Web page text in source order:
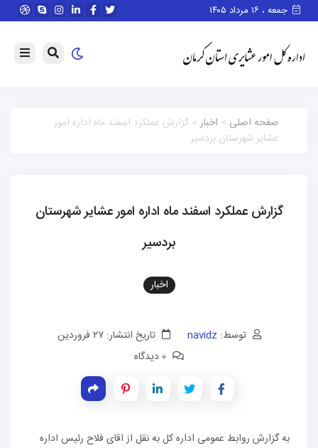
جمعه ، ۱۶ مرداد ۱۴۰۵
صفحه اصلی > اخبار> گزارش عملکرد اسفند ماه اداره امور
عشایر شهرستان بردسیر
گزارش عملکرد اسفند ماه اداره امور عشایر شهرستان
بردسیر
اخبار
توسط:navidz
تاریخ انتشار: ۲۷ فروردین
به گزارش روابط عمومی اداره کل به نقل از اقای فلاح رئیس اداره